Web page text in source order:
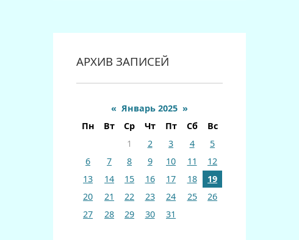
АРХИВ ЗАПИСЕЙ
« Январь 2025 »
Пн
Вт Ср Чт Пт Сб
Вс
1
2 3 4
5
6
7 8 9 10 11
12
13
14 15 16 17 18
19
20
21 22 23 24 25
26
27
28 29 30 31